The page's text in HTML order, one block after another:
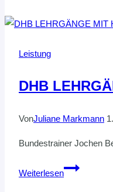
Leistung
DHB
VonJuliane Markmann
Bundestrainer Jochen
Weiterlesen
DHB